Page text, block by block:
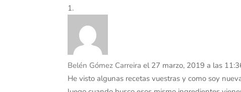
Belén Gómez Carreira el 27 marzo, 2019 a las
He visto algunas recetas vuestras y como soy